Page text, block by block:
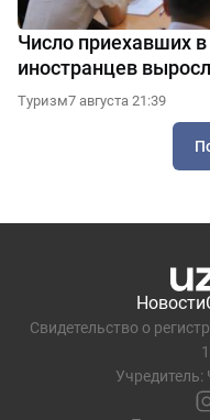
Число приехавших
иностранцев
Туризм7 августа 21:39
Новости
Свидетельство о
Учредитель: